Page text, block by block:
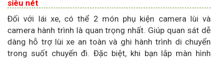
siêu nét
Đối với lái xe, có thể 2 món phụ kiện camera lùi và
camera hành trình là quan trọng nhất. Giúp quan sát dễ
dàng hỗ trợ lùi xe an toàn và ghi hành trình di chuyển
trong suốt chuyến đi. Đặc biệt, khi bạn lắp màn hình